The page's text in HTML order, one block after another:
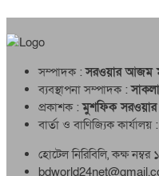
সম্পাদক :সরওয়ার আজম
ব্যবস্থাপনা সম্পাদক :
প্রকাশক :মুশফিক সরওয়ার
বার্তা ও বাণিজ্যিক কার্যালয়
হোটেল নিরিবিলি, কক্ষ